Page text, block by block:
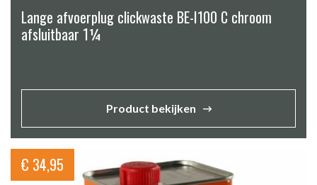
Lange afvoerplug clickwaste BE-I100 C chroom
afsluitbaar 1¼
Product bekijken
€ 34,95